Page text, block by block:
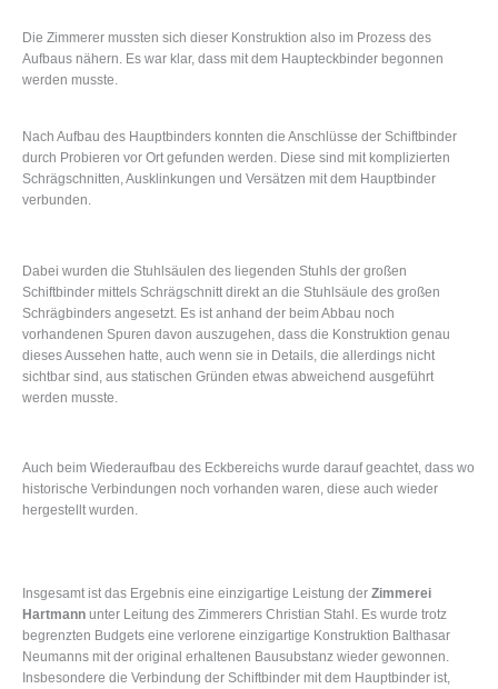
Die Zimmerer mussten sich dieser Konstruktion also im Prozess des
Aufbaus nähern. Es war klar, dass mit dem Haupteckbinder begonnen
werden musste.
Nach Aufbau des Hauptbinders konnten die Anschlüsse der Schiftbinder
durch Probieren vor Ort gefunden werden. Diese sind mit komplizierten
Schrägschnitten, Ausklinkungen und Versätzen mit dem Hauptbinder
verbunden.
Dabei wurden die Stuhlsäulen des liegenden Stuhls der großen
Schiftbinder mittels Schrägschnitt direkt an die Stuhlsäule des großen
Schrägbinders angesetzt. Es ist anhand der beim Abbau noch
vorhandenen Spuren davon auszugehen, dass die Konstruktion genau
dieses Aussehen hatte, auch wenn sie in Details, die allerdings nicht
sichtbar sind, aus statischen Gründen etwas abweichend ausgeführt
werden musste.
Auch beim Wiederaufbau des Eckbereichs wurde darauf geachtet, dass wo
historische Verbindungen noch vorhanden waren, diese auch wieder
hergestellt wurden.
Insgesamt ist das Ergebnis eine einzigartige Leistung der Zimmerei
Hartmann unter Leitung des Zimmerers Christian Stahl. Es wurde trotz
begrenzten Budgets eine verlorene einzigartige Konstruktion Balthasar
Neumanns mit der original erhaltenen Bausubstanz wieder gewonnen.
Insbesondere die Verbindung der Schiftbinder mit dem Hauptbinder ist,